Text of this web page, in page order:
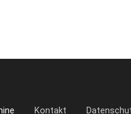
Kontakt